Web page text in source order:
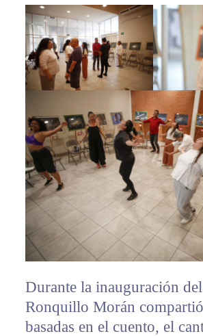
Durante la inauguración
Ronquillo Morán
basadas en el cuento, el